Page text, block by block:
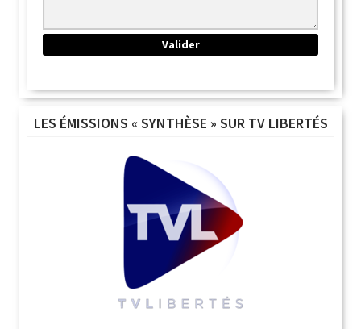
LES ÉMISSIONS « SYNTHÈSE » SUR TV LIBERTÉS